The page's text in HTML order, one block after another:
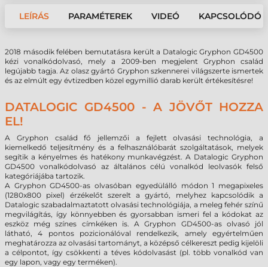
LEÍRÁS PARAMÉTEREK VIDEÓ KAPCSOLÓDÓ
2018 második felében bemutatásra került a Datalogic Gryphon GD4500
kézi vonalkódolvasó, mely a 2009-ben megjelent Gryphon család
legújabb tagja. Az olasz gyártó Gryphon szkennerei világszerte ismertek
és az elmúlt egy évtizedben közel egymillió darab került értékesítésre!
DATALOGIC GD4500 - A JÖVŐT HOZZA
EL!
A Gryphon család fő jellemzői a fejlett olvasási technológia, a
kiemelkedő teljesítmény és a felhasználóbarát szolgáltatások, melyek
segítik a kényelmes és hatékony munkavégzést. A Datalogic Gryphon
GD4500 vonalkódolvasó az általános célú vonalkód leolvasók felső
kategóriájába tartozik.
A Gryphon GD4500-as olvasóban egyedülálló módon 1 megapixeles
(1280x800 pixel) érzékelőt szerelt a gyártó, melyhez kapcsolódik a
Datalogic szabadalmaztatott olvasási technológiája, a meleg fehér színű
megvilágítás, így könnyebben és gyorsabban ismeri fel a kódokat az
eszköz még színes címkéken is. A Gryphon GD4500-as olvasó jól
látható, 4 pontos pozicionálóval rendelkezik, amely egyértelműen
meghatározza az olvasási tartományt, a középső célkereszt pedig kijelöli
a célpontot, így csökkenti a téves kódolvasást (pl. több vonalkód van
egy lapon, vagy egy terméken).